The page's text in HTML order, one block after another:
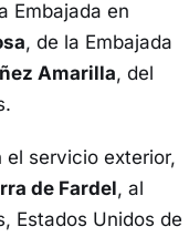
Embajada en
, de la Embajada
Amarilla, del
el servicio exterior,
de Fardel, al
Estados Unidos de